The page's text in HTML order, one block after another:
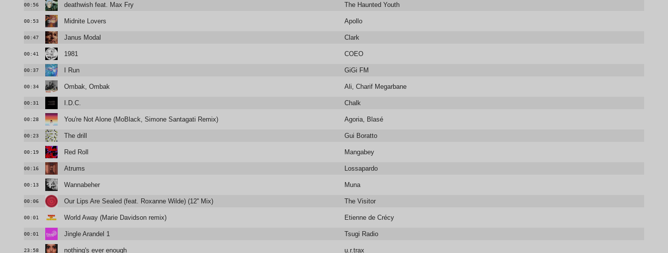
00:56 deathwish feat. Max Fry The Haunted Youth
00:53 Midnite Lovers Apollo
00:47 Janus Modal Clark
00:41 1981 COEO
00:37 I Run GiGi FM
00:34 Ombak, Ombak Ali, Charif Megarbane
00:31 I.D.C. Chalk
00:28 You're Not Alone (MoBlack, Simone Santagati Remix) Agoria, Blasé
00:23 The drill Gui Boratto
00:19 Red Roll Mangabey
00:16 Atrums Lossapardo
00:13 Wannabeher Muna
00:06 Our Lips Are Sealed (feat. Roxanne Wilde) (12'' Mix) The Visitor
00:01 World Away (Marie Davidson remix) Etienne de Crécy
00:01 Jingle Arandel 1 Tsugi Radio
23:58 nothing's ever enough u.r.trax